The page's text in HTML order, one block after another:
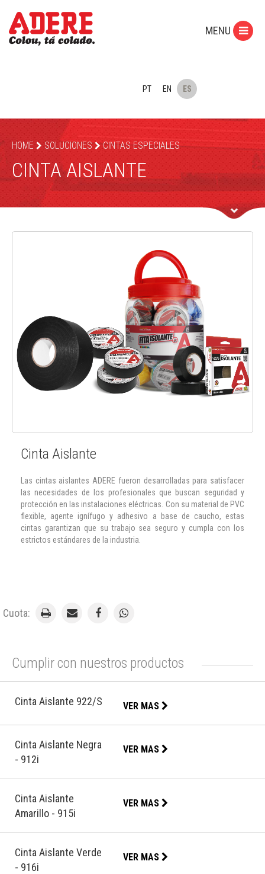
PT EN ES
MENU
HOME SOLUCIONES CINTAS ESPECIALES
CINTA AISLANTE
Cinta Aislante
Las cintas aislantes ADERE fueron desarrolladas para satisfacer
las necesidades de los profesionales que buscan seguridad y
protección en las instalaciones eléctricas. Con su material de PVC
flexible, agente ignífugo y adhesivo a base de caucho, estas
cintas garantizan que su trabajo sea seguro y cumpla con los
estrictos estándares de la industria.
Cuota:
Cumplir con nuestros productos
Cinta Aislante 922/S VER MAS
Cinta Aislante Negra
- 912i
VER MAS
Cinta Aislante
Amarillo - 915i
VER MAS
Cinta Aislante Verde
- 916i
VER MAS